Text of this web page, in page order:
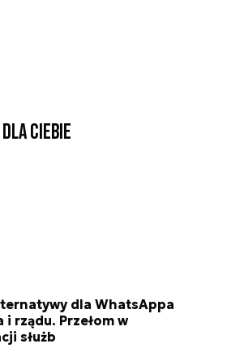
Ciebie
dla WhatsAppa
i rządu. Przełom w
służb